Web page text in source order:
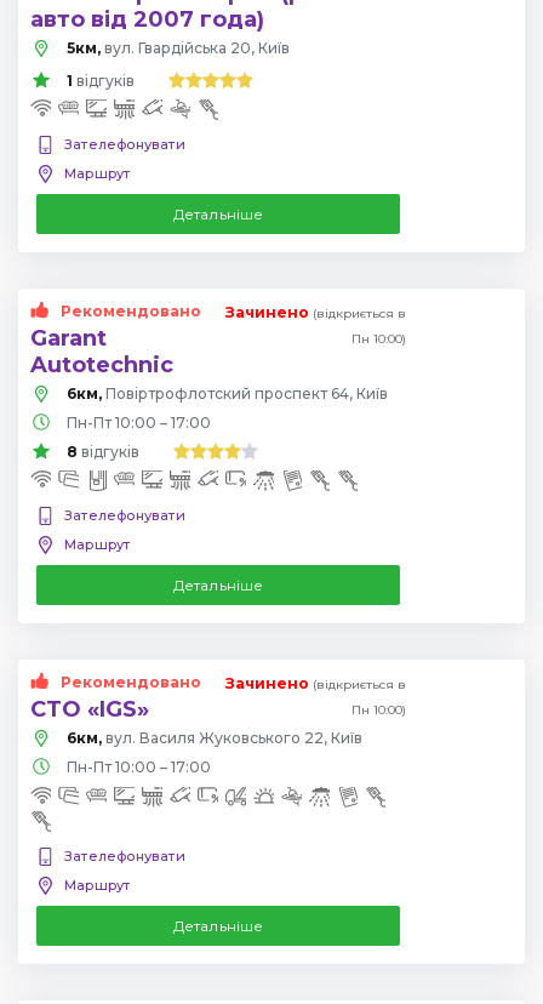
авто від 2007 года)
5км, вул. Гвардійська 20, Київ
1 відгуків
Зателефонувати
Маршрут
Детальніше
Рекомендовано
Garant
Autotechnic
Зачинено (відкриється в
Пн 10:00)
6км,
Повіртрофлотский проспект 64, Київ
Пн-Пт 10:00 – 17:00
8 відгуків
Зателефонувати
Маршрут
Детальніше
Рекомендовано
СТО «IGS»
Зачинено (відкриється в
Пн 10:00)
6км, вул. Василя Жуковського 22, Київ
Пн-Пт 10:00 – 17:00
Зателефонувати
Маршрут
Детальніше